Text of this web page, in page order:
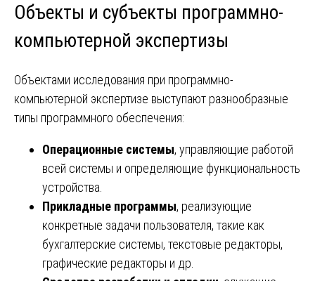
Объекты и субъекты программно-
компьютерной экспертизы
Объектами исследования при программно-
компьютерной экспертизе выступают разнообразные
типы программного обеспечения:
Операционные системы, управляющие работой
всей системы и определяющие функциональность
устройства.
Прикладные программы, реализующие
конкретные задачи пользователя, такие как
бухгалтерские системы, текстовые редакторы,
графические редакторы и др.